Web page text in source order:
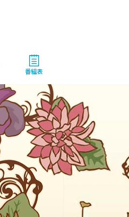
番組表